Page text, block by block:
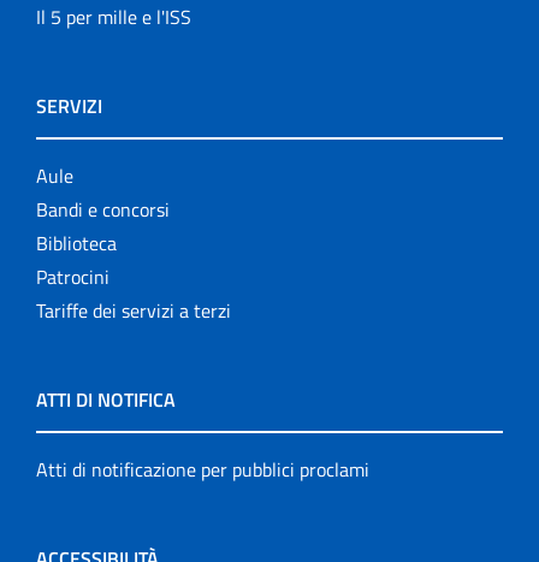
Il 5 per mille e l'ISS
SERVIZI
Aule
Bandi e concorsi
Biblioteca
Patrocini
Tariffe dei servizi a terzi
ATTI DI NOTIFICA
Atti di notificazione per pubblici proclami